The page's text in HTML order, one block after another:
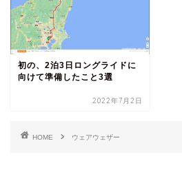
初の、2泊3日ロングライドに
向けて準備したこと3選
2022年7月2日
HOME ウェアウェザー